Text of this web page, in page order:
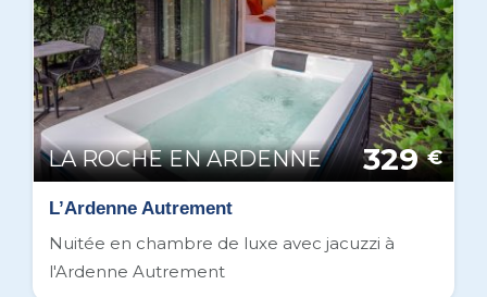
LA ROCHE EN ARDENNE 329 €
L’Ardenne Autrement
Nuitée en chambre de luxe avec jacuzzi à
l'Ardenne Autrement